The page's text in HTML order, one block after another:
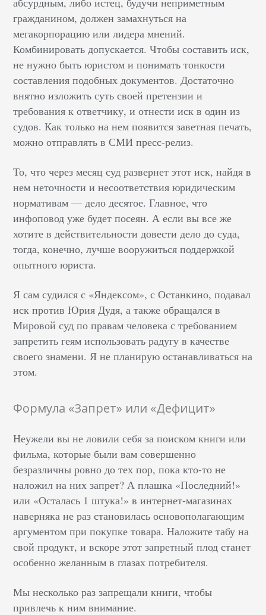
гражданином, должен замахнуться на
мегакорпорацию или лидера мнений.
Комбинировать допускается. Чтобы составить иск,
не нужно быть юристом и понимать тонкости
составления подобных документов. Достаточно
внятно изложить суть своей претензии и
требования к ответчику, и отнести иск в один из
судов. Как только на нем появится заветная печать,
можно отправлять в СМИ пресс-релиз.
То, что через месяц суд развернет этот иск, найдя в
нем неточности и несоответствия юридическим
нормативам — дело десятое. Главное, что
инфоповод уже будет посеян. А если вы все же
хотите в действительности довести дело до суда,
тогда, конечно, лучше вооружиться поддержкой
опытного юриста.
Я сам судился с «Яндексом», с Останкино, подавал
иск против Юрия Дудя, а также обращался в
Мировой суд по правам человека с требованием
запретить геям использовать радугу в качестве
своего знамени. Я не планирую останавливаться на
этом.
Формула «Запрет» или «Дефицит»
Неужели вы не ловили себя за поиском книги или
фильма, которые были вам совершенно
безразличны ровно до тех пор, пока кто-то не
наложил на них запрет? А плашка «Последний!»
или «Осталась 1 штука!» в интернет-магазинах
наверняка не раз становилась основополагающим
аргументом при покупке товара. Наложите табу на
свой продукт, и вскоре этот запретный плод станет
особенно желанным в глазах потребителя.
Мы несколько раз запрещали книги, чтобы
привлечь к ним внимание.